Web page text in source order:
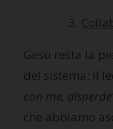
Gesù resta la
del sistema: il
con me,
che abbiamo